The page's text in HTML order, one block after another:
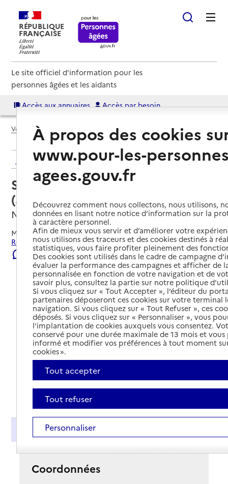
RÉPUBLIQUE
FRANÇAISE
Le site officiel d'information pour les
personnes âgées et les aidants
Accès aux annuaires Accès par besoin
Voir le fil d’Ariane
Retour aux résultats de l'annuaire
Service autonomie à domicile
(aide) – Azur assistance
Nice, ALPES-MARITIMES
Mis à jour le22/07/2026
Rechercher les établissements et services autour de Nice.
Signaler une erreur
Présentation
Coordonnées
À propos des cookies
www.pour-les-
agees.gouv.fr
Découvrez comment nous collectons, nous utilisons,
données en lisant notre notice d’information sur la
à caractère personnel.
Afin de mieux vous servir et d’améliorer votre
nous utilisons des traceurs et des cookies destinés à
statistiques, vous faire profiter pleinement des
Des cookies sont utilisés dans le cadre de campagne
évaluer la performance des campagnes et afficher de
personnalisée en fonction de votre navigation et de
savoir plus, consultez la partie sur notre politique
Si vous cliquez sur « Tout Accepter », l’éditeur du
partenaires déposeront ces cookies sur votre terminal
navigation. Si vous cliquez sur « Tout Refuser », ces
déposés. Si vous cliquez sur « Personnaliser », vous
l’implantation de cookies auxquels vous consentez.
conservé pour une durée maximale de 13 mois et
informé et modifier vos préférences à tout moment
cookies ».
Tout accepter
Tout refuser
Personnaliser